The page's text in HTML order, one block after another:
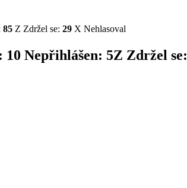
85 Z Zdržel se: 29 X Nehlasoval
10 Nepřihlášen: 5Z Zdržel se: